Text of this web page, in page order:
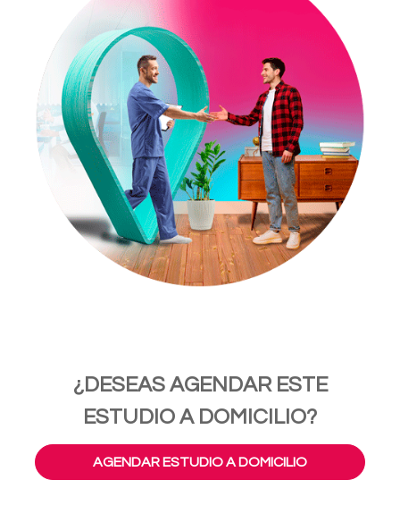
¿DESEAS AGENDAR ESTE
ESTUDIO A DOMICILIO?
AGENDAR ESTUDIO A DOMICILIO